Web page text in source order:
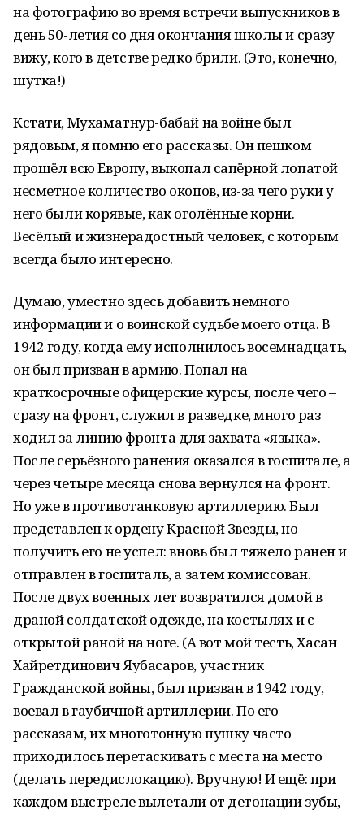
на фотографию во время встречи выпускников в
день 50-летия со дня окончания школы и сразу
вижу, кого в детстве редко брили. (Это, конечно,
шутка!)
Кстати, Мухаматнур-бабай на войне был
рядовым, я помню его рассказы. Он пешком
прошёл всю Европу, выкопал сапёрной лопатой
несметное количество окопов, из-за чего руки у
него были корявые, как оголённые корни.
Весёлый и жизнерадостный человек, с которым
всегда было интересно.
Думаю, уместно здесь добавить немного
информации и о воинской судьбе моего отца. В
1942 году, когда ему исполнилось восемнадцать,
он был призван в армию. Попал на
краткосрочные офицерские курсы, после чего –
сразу на фронт, служил в разведке, много раз
ходил за линию фронта для захвата «языка».
После серьёзного ранения оказался в госпитале, а
через четыре месяца снова вернулся на фронт.
Но уже в противотанковую артиллерию. Был
представлен к ордену Красной Звезды, но
получить его не успел: вновь был тяжело ранен и
отправлен в госпиталь, а затем комиссован.
После двух военных лет возвратился домой в
драной солдатской одежде, на костылях и с
открытой раной на ноге. (А вот мой тесть, Хасан
Хайретдинович Яубасаров, участник
Гражданской войны, был призван в 1942 году,
воевал в гаубичной артиллерии. По его
рассказам, их многотонную пушку часто
приходилось перетаскивать с места на место
(делать передислокацию). Вручную! И ещё: при
каждом выстреле вылетали от детонации зубы,